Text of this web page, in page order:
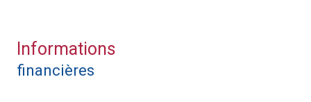
Informations
financières